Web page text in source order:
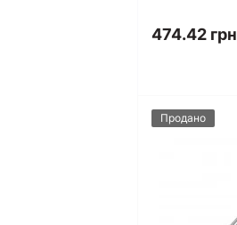
474.42 грн
Продано